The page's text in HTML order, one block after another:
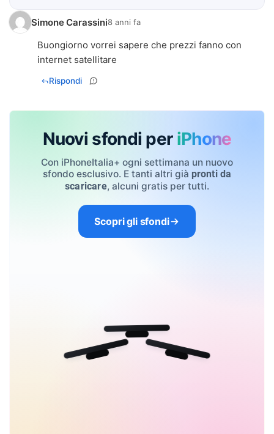
Simone Carassini8 anni fa
Buongiorno vorrei sapere che prezzi fanno con
internet satellitare
Rispondi
Nuovi sfondi per iPhone
Con iPhoneItalia+ ogni settimana un nuovo
sfondo esclusivo. E tanti altri già pronti da
scaricare, alcuni gratis per tutti.
Scopri gli sfondi